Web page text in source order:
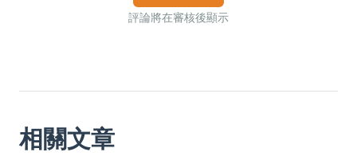
評論將在審核後顯示
相關文章